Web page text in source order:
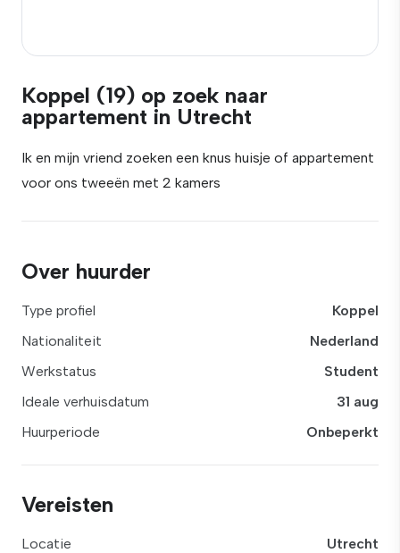
Koppel (19) op zoek naar
appartement in Utrecht
Ik en mijn vriend zoeken een knus huisje of appartement
voor ons tweeën met 2 kamers
Over huurder
Type profiel
Koppel
Nationaliteit
Nederland
Werkstatus
Student
Ideale verhuisdatum
31 aug
Huurperiode
Onbeperkt
Vereisten
Locatie
Utrecht